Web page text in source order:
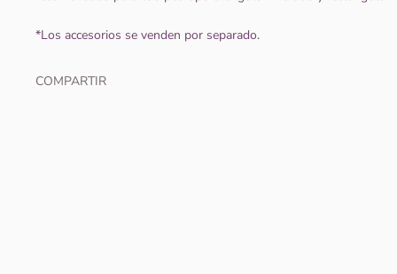
*Los accesorios se venden por separado.
COMPARTIR